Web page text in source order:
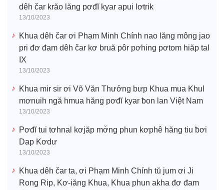
dêh čar krăo lăng pơđĭ kyar apui lơtrik
13/10/2023
Khua dêh čar ơi Phạm Minh Chính nao lăng mông jao
pri đơ đam dêh čar kơ bruă pôr pơhing pơtom hiăp tal
IX
13/10/2023
Khua mir sir ơi Võ Văn Thưởng bưp Khua mua Khul
mơnuih ngă hmua hăng pơđĭ kyar ƀon lan Việt Nam
13/10/2023
Pơđĭ tui tơhnal kơjăp mơ̆ng phun kơphê hăng tiu ƀơi
Dap Kơdư
13/10/2023
Khua dêh čar ta, ơi Phạm Minh Chính tŭ jum ơi Ji
Rong Rip, Kơ-iăng Khua, Khua phun akha đơ đam